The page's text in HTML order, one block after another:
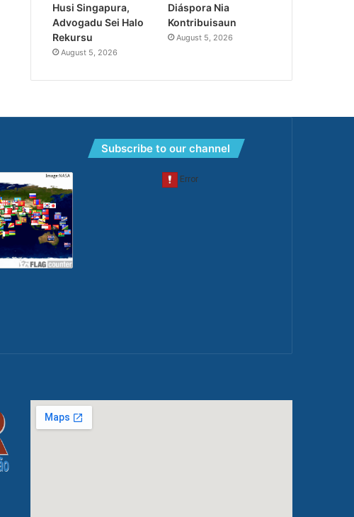
Husi Singapura,
Advogadu Sei Halo
Rekursu
August 5, 2026
Diáspora Nia
Kontribuisaun
August 5, 2026
Subscribe to our channel